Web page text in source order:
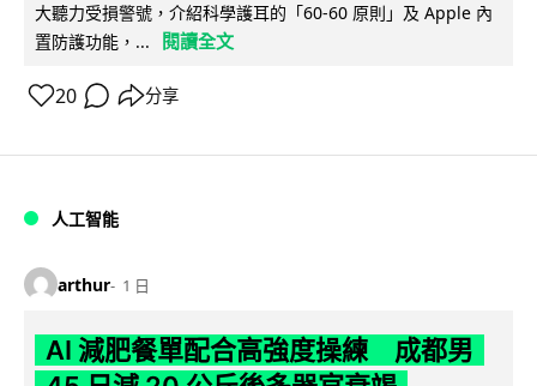
大聽力受損警號，介紹科學護耳的「60-60 原則」及 Apple 內
置防護功能，...
閱讀全文
20 分享
人工智能
arthur 1 日
AI 減肥餐單配合高強度操練 成都男